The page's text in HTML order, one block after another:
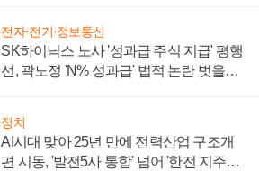
전자·전기·정보통신
SK하이닉스 노사 '성과급 주식 지급' 평행
선, 곽노정 'N% 성과급' 법적 논란 벗을지
정치
AI시대 맞아 25년 만에 전력산업 구조개
편 시동, '발전5사 통합' 넘어 '한전 지주사'